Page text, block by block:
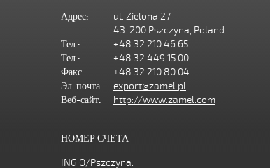
Адрес:
ul. Zielona 27
43-200 Pszczyna, Poland
Тел.:
+48 32 210 46 65
Тел.:
+48 32 449 15 00
Факс:
+48 32 210 80 04
Эл. почта:
export@zamel.pl
Веб-сайт:
http://www.zamel.com
НОМЕР СЧЕТА
ING O/Pszczyna: